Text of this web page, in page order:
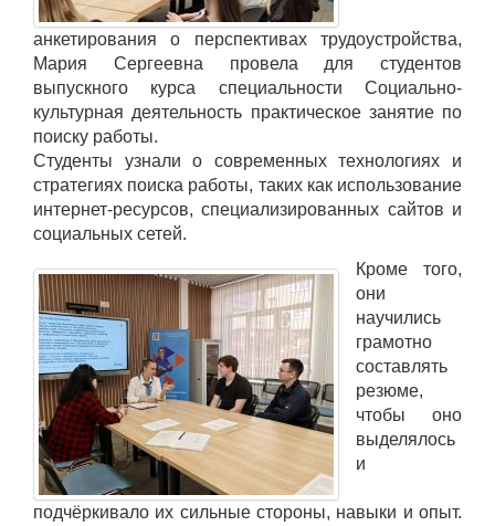
анкетирования о перспективах трудоустройства,
Мария Сергеевна провела для студентов
выпускного курса специальности Социально-
культурная деятельность практическое занятие по
поиску работы.
Студенты узнали о современных технологиях и
стратегиях поиска работы, таких как использование
интернет-ресурсов, специализированных сайтов и
социальных сетей.
Кроме того,
они
научились
грамотно
составлять
резюме,
чтобы оно
выделялось
и
подчёркивало их сильные стороны, навыки и опыт.